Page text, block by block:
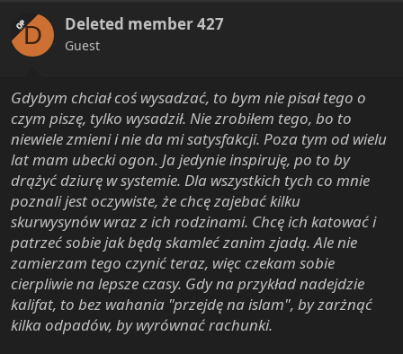
o
n
OPD Deleted member 427
Guest
Gdybym chciał coś wysadzać, to bym nie pisał tego o
czym piszę, tylko wysadził. Nie zrobiłem tego, bo to
niewiele zmieni i nie da mi satysfakcji. Poza tym od wielu
lat mam ubecki ogon. Ja jedynie inspiruję, po to by
drążyć dziurę w systemie. Dla wszystkich tych co mnie
poznali jest oczywiste, że chcę zajebać kilku
skurwysynów wraz z ich rodzinami. Chcę ich katować i
patrzeć sobie jak będą skamleć zanim zjadą. Ale nie
zamierzam tego czynić teraz, więc czekam sobie
cierpliwie na lepsze czasy. Gdy na przykład nadejdzie
kalifat, to bez wahania "przejdę na islam", by zarżnąć
kilka odpadów, by wyrównać rachunki.